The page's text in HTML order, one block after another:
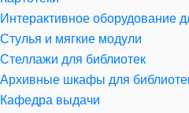
Интерактивное оборудование
Стулья и мягкие модули
Стеллажи для библиотек
Архивные шкафы для
Кафедра выдачи